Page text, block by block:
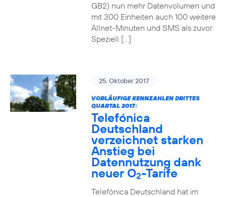
GB2) nun mehr Datenvolumen und
mit 300 Einheiten auch 100 weitere
Allnet-Minuten und SMS als zuvor.
Speziell […]
25. Oktober 2017
VORLÄUFIGE KENNZAHLEN DRITTES
QUARTAL 2017:
Telefónica
Deutschland
verzeichnet starken
Anstieg bei
Datennutzung dank
neuer O2-Tarife
Telefónica Deutschland hat im